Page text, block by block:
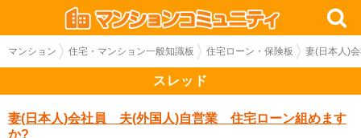
マンション 住宅・マンション一般知識板 住宅ローン・保険板 妻(日本人)
スレッド
妻(日本人)会社員 夫(外国人)自営業 住宅ローン組めます
か?